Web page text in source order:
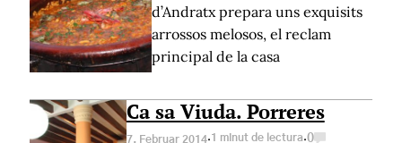
d’Andratx prepara uns exquisits
arrossos melosos, el reclam
principal de la casa
Ca sa Viuda. Porreres
7. Februar 2014·1 minut de lectura·0